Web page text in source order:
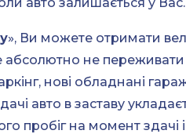
», Ви можете отримати
абсолютно не
нові обладнані
авто в заставу
пробіг на момент здачі